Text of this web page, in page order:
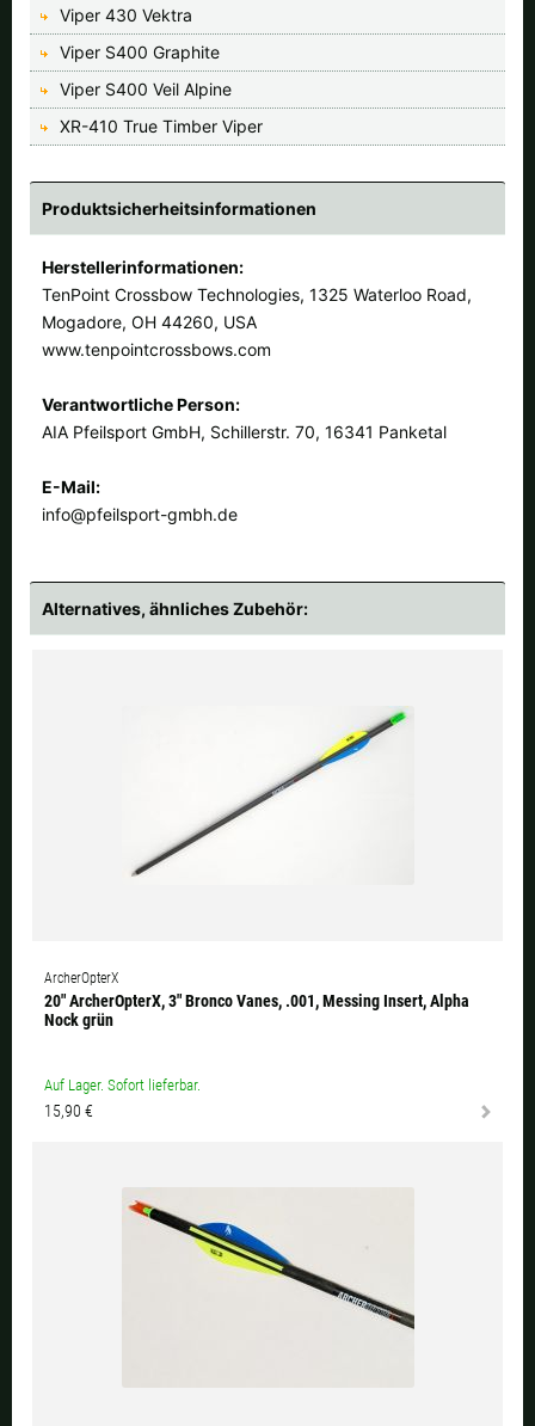
Viper 430 Vektra
Viper S400 Graphite
Viper S400 Veil Alpine
XR-410 True Timber Viper
Produktsicherheitsinformationen
Herstellerinformationen:
TenPoint Crossbow Technologies, 1325 Waterloo Road,
Mogadore, OH 44260, USA
www.tenpointcrossbows.com
Verantwortliche Person:
AIA Pfeilsport GmbH, Schillerstr. 70, 16341 Panketal
E-Mail:
info@pfeilsport-gmbh.de
Alternatives, ähnliches Zubehör:
ArcherOpterX
20" ArcherOpterX, 3" Bronco Vanes, .001, Messing Insert, Alpha
Nock grün
Auf Lager. Sofort lieferbar.
15,90 €